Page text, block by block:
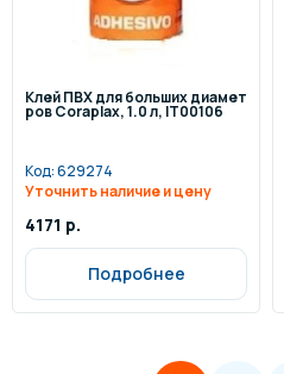
Клей ПВХ для больших диамет
ров Coraplax, 1.0 л, IT00106
Код:629274
Уточнить наличие и цену
4171 р.
Подробнее